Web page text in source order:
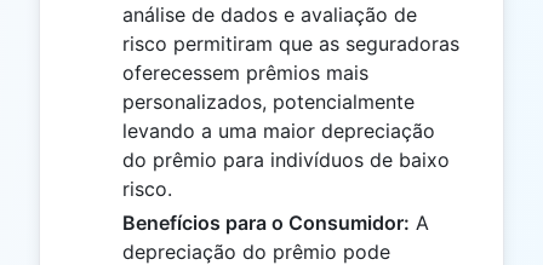
análise de dados e avaliação de
risco permitiram que as seguradoras
oferecessem prêmios mais
personalizados, potencialmente
levando a uma maior depreciação
do prêmio para indivíduos de baixo
risco.
Benefícios para o Consumidor: A
depreciação do prêmio pode